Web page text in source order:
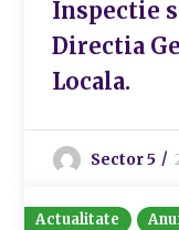
Inspectie
Directia
Locala.
Sector 5
Actualitate